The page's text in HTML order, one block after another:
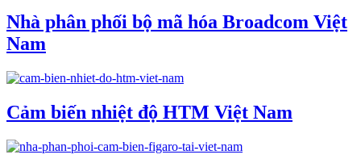
Nhà phân phối bộ mã hóa Broadcom Việt
Nam
Cảm biến nhiệt độ HTM Việt Nam